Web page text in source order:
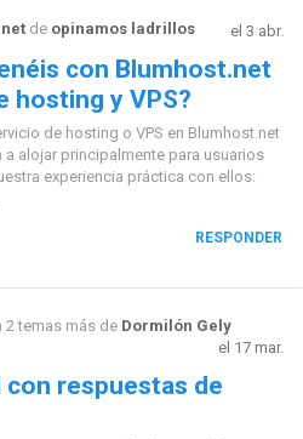
de opinamos ladrillos el 3 abr.
con Blumhost.net
hosting y VPS?
de hosting o VPS en Blumhost.net
alojar principalmente para usuarios
experiencia práctica con ellos:
RESPONDER
2 temas más de Dormilón Gely
el 17 mar.
respuestas de